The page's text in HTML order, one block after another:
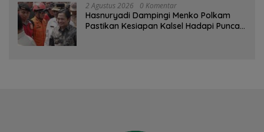
2 Agustus 2026 0 Komentar
Hasnuryadi Dampingi Menko Polkam
Pastikan Kesiapan Kalsel Hadapi Puncak